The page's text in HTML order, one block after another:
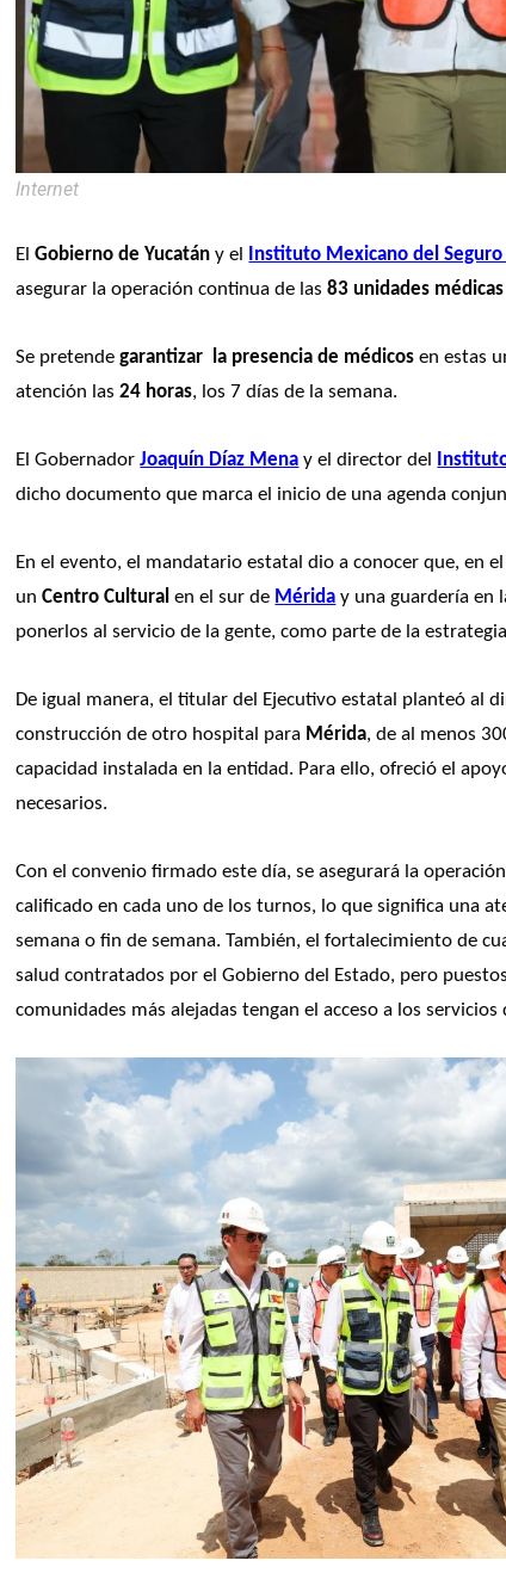
Internet
El Gobierno de Yucatán y el Instituto Mexicano del Seguro
asegurar la operación continua de las 83 unidades
Se pretende garantizar  la presencia de médicos en estas
atención las 24 horas, los 7 días de la semana.
El Gobernador Joaquín Díaz Mena y el director del
dicho documento que marca el inicio de una agenda
En el evento, el mandatario estatal dio a conocer que, en
un Centro Cultural en el sur de Mérida y una guardería en
ponerlos al servicio de la gente, como parte de la
De igual manera, el titular del Ejecutivo estatal planteó al
construcción de otro hospital para Mérida, de al menos
capacidad instalada en la entidad. Para ello, ofreció el
necesarios.
Con el convenio firmado este día, se asegurará la
calificado en cada uno de los turnos, lo que significa una
semana o fin de semana. También, el fortalecimiento de
salud contratados por el Gobierno del Estado, pero
comunidades más alejadas tengan el acceso a los